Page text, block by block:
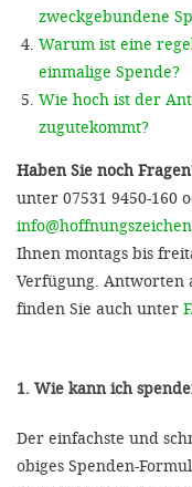
zweckgebundene
Warum ist eine
einmalige Spende?
Wie hoch ist der
zugutekommt?
Haben Sie noch
unter 07531 9450-160
Ihnen montags bis
Verfügung. Antworten
finden Sie auch unter
1. Wie kann ich
Der einfachste und
obiges Spenden-